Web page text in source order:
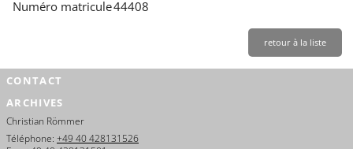
Numéro matricule44408
retour à la liste
CONTACT
ARCHIVES
Christian Römmer
Téléphone: +49 40 428131526